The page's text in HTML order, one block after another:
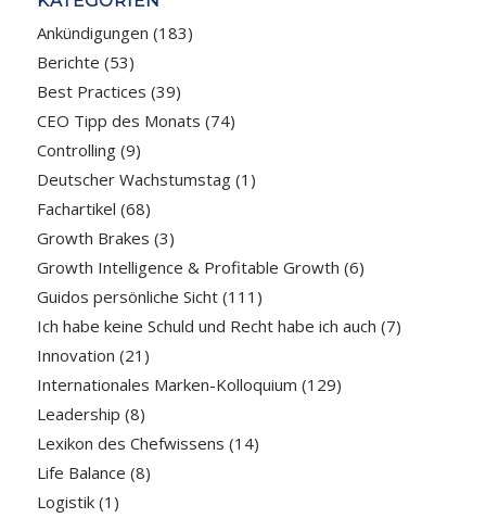
Ankündigungen (183)
Berichte (53)
Best Practices (39)
CEO Tipp des Monats (74)
Controlling(9)
Deutscher Wachstumstag(1)
Fachartikel (68)
Growth Brakes (3)
Growth Intelligence & Profitable Growth (6)
Guidos persönliche Sicht(111)
Ich habe keine Schuld und Recht habe ich auch (7)
Innovation (21)
Internationales Marken-Kolloquium (129)
Leadership (8)
Lexikon des Chefwissens (14)
Life Balance (8)
Logistik(1)